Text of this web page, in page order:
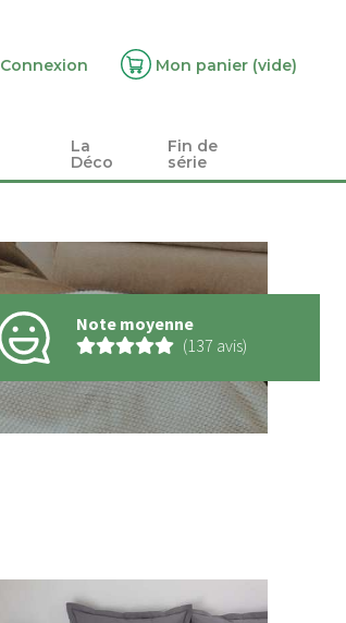
Connexion Mon panier (vide)
La
Déco
Fin de
série
Note moyenne
(137 avis)